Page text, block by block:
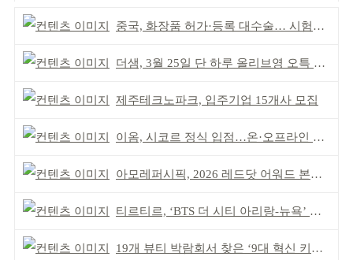
중국, 화장품 허가·등록 대수술… 시험자료 공용 허용
더샘, 3월 25일 단 하루 올리브영 오특 참여
제주테크노파크, 입주기업 15개사 모집
이옴, 시코르 정식 입점…온·오프라인 유통망 확대
아모레퍼시픽, 2026 레드닷 어워드 본상 2개 수상
티르티르, ‘BTS 더 시티 아리랑-뉴욕’ 참여
19개 뷰티 박람회서 찾은 ‘9대 혁신 키워드’